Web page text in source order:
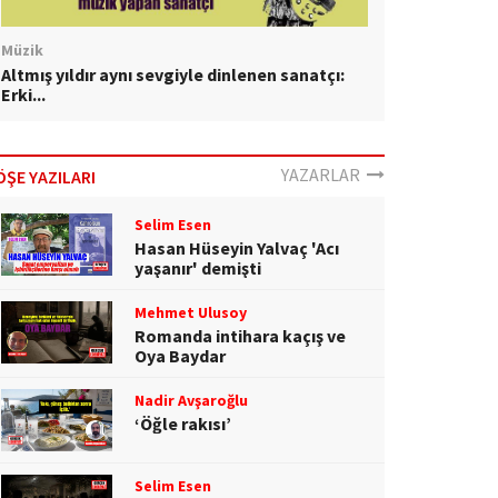
Müzik
Altmış yıldır aynı sevgiyle dinlenen sanatçı:
Erki...
YAZILARI YAZARLAR
Selim Esen
Hasan Hüseyin Yalvaç 'Acı
yaşanır' demişti
Mehmet Ulusoy
Romanda intihara kaçış ve
Oya Baydar
Nadir Avşaroğlu
‘Öğle rakısı’
Selim Esen